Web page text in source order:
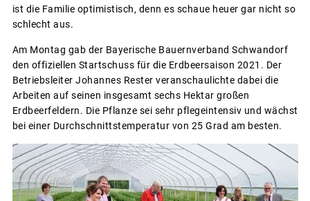
ist die Familie optimistisch, denn es schaue heuer gar nicht so
schlecht aus.
Am Montag gab der Bayerische Bauernverband Schwandorf
den offiziellen Startschuss für die Erdbeersaison 2021. Der
Betriebsleiter Johannes Rester veranschaulichte dabei die
Arbeiten auf seinen insgesamt sechs Hektar großen
Erdbeerfeldern. Die Pflanze sei sehr pflegeintensiv und wächst
bei einer Durchschnittstemperatur von 25 Grad am besten.